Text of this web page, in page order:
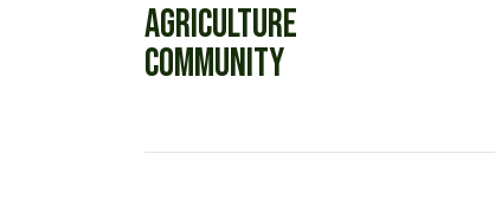
AGRICULTURE
COMMUNITY